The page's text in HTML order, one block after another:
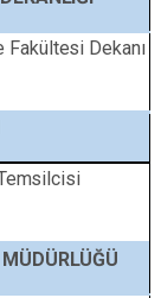
Fakültesi Dekanı
MÜDÜRLÜĞÜ